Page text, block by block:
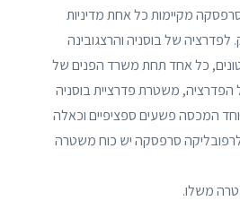
מקיימות כל אחת מדיניות
של בוסניה והרצגובינה
כל אחד תחת משרד הפנים של
הפדרציה, משטרת פדרציית בוסניה
המכסה פשעים ספציפיים וכאלה
לרפובליקה סרפסקה יש כוח משטרה
משלו.